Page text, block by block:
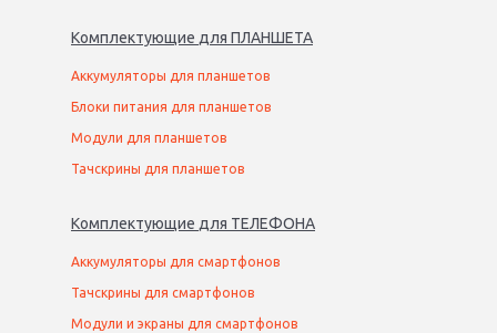
Комплектующие для ПЛАНШЕТА
Аккумуляторы для планшетов
Блоки питания для планшетов
Модули для планшетов
Тачскрины для планшетов
Комплектующие для ТЕЛЕФОНА
Аккумуляторы для смартфонов
Тачскрины для смартфонов
Модули и экраны для смартфонов